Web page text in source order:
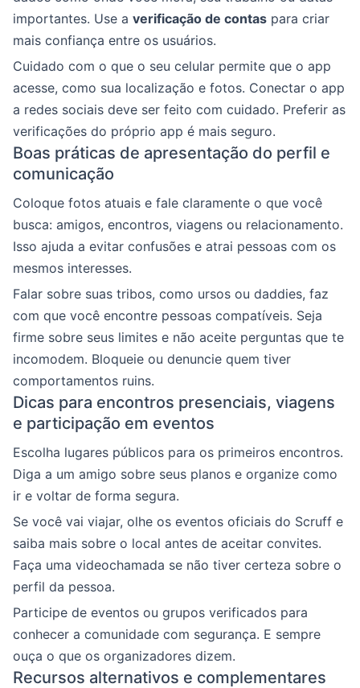
importantes. Use a verificação de contas para criar
mais confiança entre os usuários.
Cuidado com o que o seu celular permite que o app
acesse, como sua localização e fotos. Conectar o app
a redes sociais deve ser feito com cuidado. Preferir as
verificações do próprio app é mais seguro.
Boas práticas de apresentação do perfil e
comunicação
Coloque fotos atuais e fale claramente o que você
busca: amigos, encontros, viagens ou relacionamento.
Isso ajuda a evitar confusões e atrai pessoas com os
mesmos interesses.
Falar sobre suas tribos, como ursos ou daddies, faz
com que você encontre pessoas compatíveis. Seja
firme sobre seus limites e não aceite perguntas que te
incomodem. Bloqueie ou denuncie quem tiver
comportamentos ruins.
Dicas para encontros presenciais, viagens
e participação em eventos
Escolha lugares públicos para os primeiros encontros.
Diga a um amigo sobre seus planos e organize como
ir e voltar de forma segura.
Se você vai viajar, olhe os eventos oficiais do Scruff e
saiba mais sobre o local antes de aceitar convites.
Faça uma videochamada se não tiver certeza sobre o
perfil da pessoa.
Participe de eventos ou grupos verificados para
conhecer a comunidade com segurança. E sempre
ouça o que os organizadores dizem.
Recursos alternativos e complementares